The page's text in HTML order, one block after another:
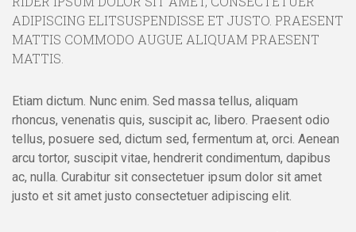
ADIPISCING ELITSUSPENDISSE ET JUSTO. PRAESENT
MATTIS COMMODO AUGUE ALIQUAM PRAESENT
MATTIS.
Etiam dictum. Nunc enim. Sed massa tellus, aliquam
rhoncus, venenatis quis, suscipit ac, libero. Praesent odio
tellus, posuere sed, dictum sed, fermentum at, orci. Aenean
arcu tortor, suscipit vitae, hendrerit condimentum, dapibus
ac, nulla. Curabitur sit consectetuer ipsum dolor sit amet
justo et sit amet justo consectetuer adipiscing elit.